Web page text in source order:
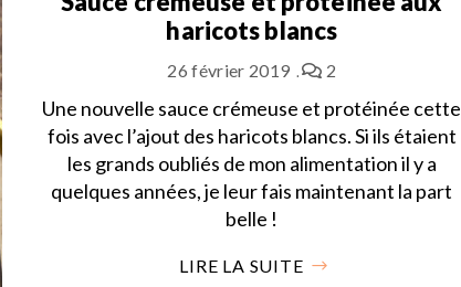
haricots blancs
26 février 2019 2
Une nouvelle sauce crémeuse et protéinée cette
fois avec l’ajout des haricots blancs. Si ils étaient
les grands oubliés de mon alimentation il y a
quelques années, je leur fais maintenant la part
belle !
LIRE LA SUITE